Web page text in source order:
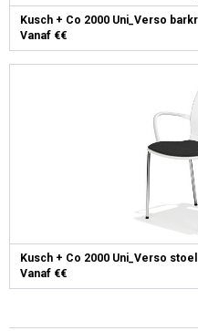
Kusch + Co 2000 Uni_Verso
Vanaf €€
Kusch + Co 2000 Uni_Verso stoel
Vanaf €€